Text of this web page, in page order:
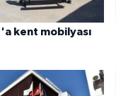
kent mobilyası